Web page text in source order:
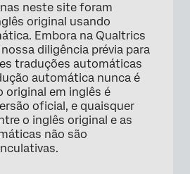
neste site foram
original usando
Embora na Qualtrics
diligência prévia para
traduções automáticas
automática nunca é
original em inglês é
oficial, e quaisquer
o inglês original e as
não são